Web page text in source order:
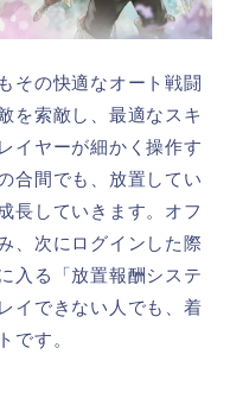
その快適なオート戦闘
を索敵し、最適なスキ
イヤーが細かく操作す
合間でも、放置してい
長していきます。オフ
、次にログインした際
入る「放置報酬システ
イできない人でも、着
です。